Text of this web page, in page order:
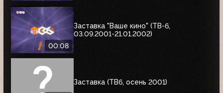
00:08
Заставка "Ваше кино" (ТВ-6,
03.09.2001-21.01.2002)
Заставка (ТВ6, осень 2001)